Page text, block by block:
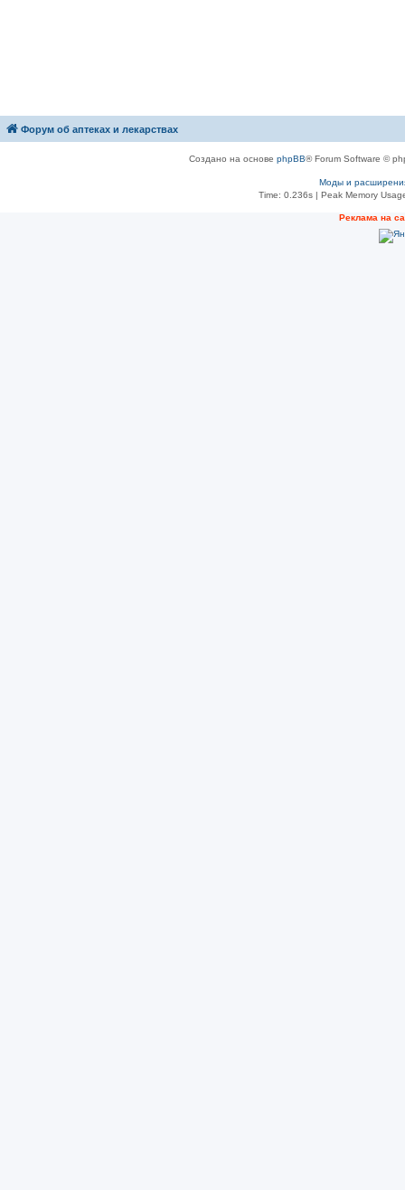
Форум об аптеках и лекарствах
Создано на основе phpBB® Forum Software ©
Моды и
Time: 0.236s| Peak Memory
Рeклама на